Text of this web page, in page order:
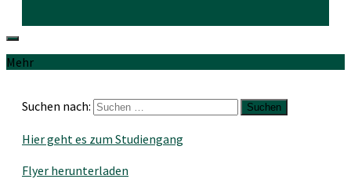
Mehr
Suchen nach:
Hier geht es zum Studiengang
Flyer herunterladen